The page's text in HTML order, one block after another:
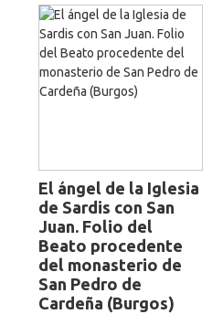
El ángel de la Iglesia
de Sardis con San
Juan. Folio del
Beato procedente
del monasterio de
San Pedro de
Cardeña (Burgos)